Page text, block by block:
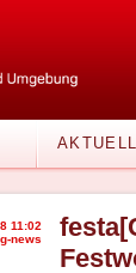
AKTUELL
11:02
news